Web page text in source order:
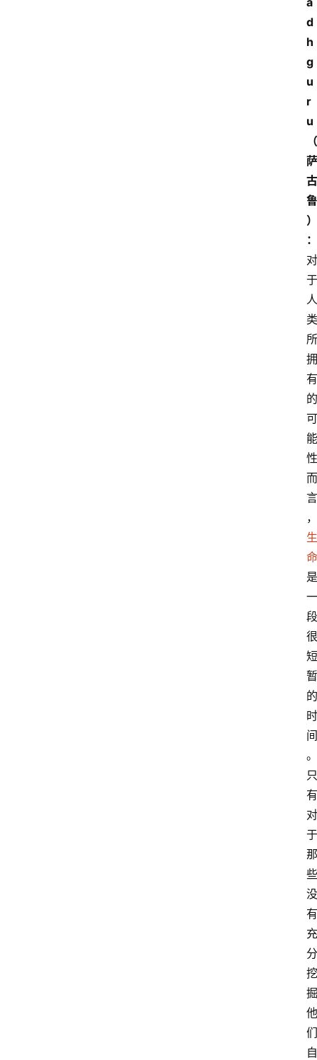
d
h
g
u
r
u
（
萨
古
鲁
）
：
对
于
人
类
所
拥
有
的
可
能
性
而
言
，
生
命
是
一
段
很
短
暂
的
时
间
。
只
有
对
于
那
些
没
有
充
分
挖
掘
他
们
自